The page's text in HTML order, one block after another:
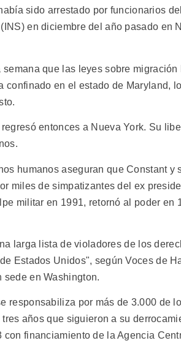
sido arrestado por funcionarios
en diciembre del año pasado en
semana que las leyes sobre
confinado en el estado de Maryland,
entonces a Nueva York. Su
humanos aseguran que Constant
miles de simpatizantes del ex
militar en 1991, retornó al poder en
larga lista de violadores de los
Estados Unidos", según Voces de
sede en Washington.
responsabiliza por más de 3.000 de
años que siguieron a su
con financiamiento de la Agencia